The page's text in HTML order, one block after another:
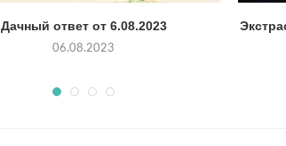
Дачный ответ от 6.08.2023
06.08.2023